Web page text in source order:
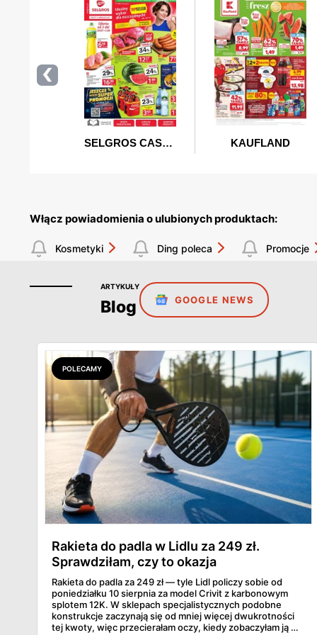
Włącz powiadomienia o ulubionych produktach:
Kosmetyki Ding poleca Promocje
ARTYKUŁY
Blog GOOGLE NEWS
POLECAMY
Rakieta do padla w Lidlu za 249 zł.
Sprawdziłam, czy to okazja
Rakieta do padla za 249 zł — tyle Lidl policzy sobie od
poniedziałku 10 sierpnia za model Crivit z karbonowym
splotem 12K. W sklepach specjalistycznych podobne
konstrukcje zaczynają się od mniej więcej dwukrotności
tej kwoty, więc przecierałam oczy, kiedy zobaczyłam ją w